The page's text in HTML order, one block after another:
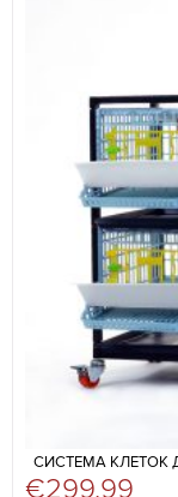
СИСТЕМА КЛЕТОК
€299,99